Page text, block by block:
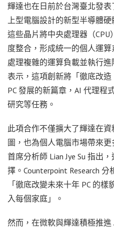
輝達也在日前於台灣臺北發
上型電腦設計的新型半導體硬
這些晶片將中央處理器（
度整合，形成統一的個人運
處理複雜的運算負載並執行
表示，這項創新將「徹底改
PC 發展的新篇章，AI 代理程
研究等任務。
此項合作不僅擴大了輝達在
圖，也為個人電腦市場帶來
首席分析師 Lian Jye Su 指出
擇。Counterpoint Research
「徹底改變未來十年 PC 的
入每個家庭」。
然而，在微軟與輝達積極推